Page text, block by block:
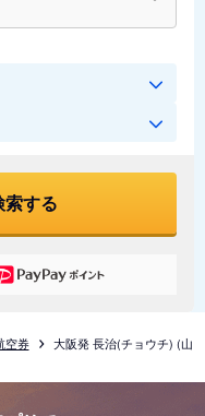
する
空券
大阪発 長治(チョウチ) (山